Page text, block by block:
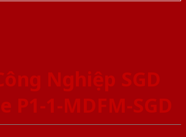
Nghiệp SGD
P1-1-MDFM-SGD